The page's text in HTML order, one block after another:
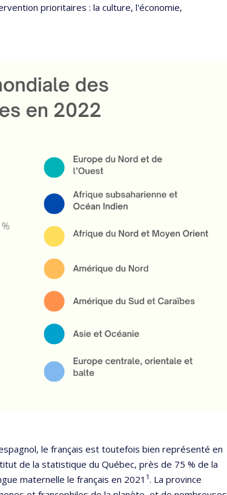
prioritaires : la culture, l'économie,
le français est toutefois bien représenté en
de la statistique du Québec, près de 75 % de la
maternelle le français en 2021 1. La province